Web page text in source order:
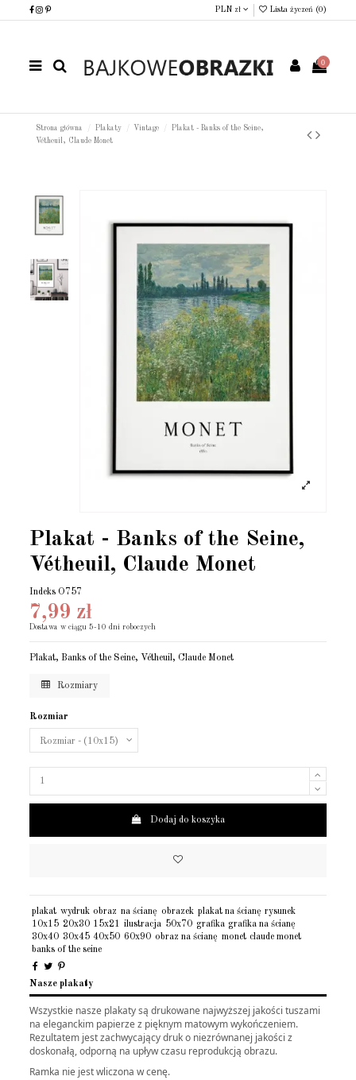
PLN zł Lista życzeń (0 )
0
Strona główna Plakaty Vintage
Plakat - Banks of the Seine,
Vétheuil, Claude Monet
Plakat - Banks of the Seine,
Vétheuil, Claude Monet
Indeks O757
7,99 zł
Dostawa w ciągu 5-10 dni roboczych
Plakat, Banks of the Seine, Vétheuil, Claude Monet
Rozmiary
Rozmiar
Dodaj do koszyka
plakat wydruk obraz na ścianę obrazek plakat na ścianę rysunek
10x15 20x30 15x21 ilustracja 50x70 grafika grafika na ścianę
30x40 30x45 40x50 60x90 obraz na ścianę monet claude monet
banks of the seine
Nasze plakaty
Wszystkie nasze plakaty są drukowane najwyższej jakości tuszami
na eleganckim papierze z pięknym matowym wykończeniem.
Rezultatem jest zachwycający druk o niezrównanej jakości z
doskonałą, odporną na upływ czasu reprodukcją obrazu.
Ramka nie jest wliczona w cenę.